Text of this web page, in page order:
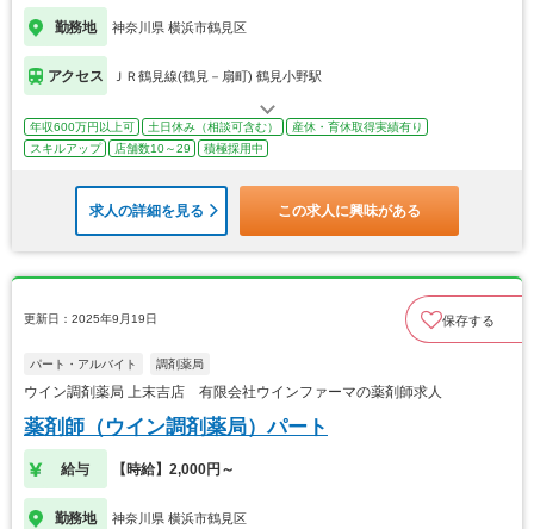
勤務地 神奈川県 横浜市鶴見区
アクセス ＪＲ鶴見線(鶴見－扇町) 鶴見小野駅
年収600万円以上可 土日休み（相談可含む）
産休・育休取得実績有り
スキルアップ
店舗数10～29 積極採用中
求人の詳細を見る この求人に興味がある
更新日：2025年9月19日 保存する
パート・アルバイト 調剤薬局
ウイン調剤薬局 上末吉店 有限会社ウインファーマの薬剤師求人
薬剤師（ウイン調剤薬局）パート
給与 【時給】2,000円～
勤務地 神奈川県 横浜市鶴見区